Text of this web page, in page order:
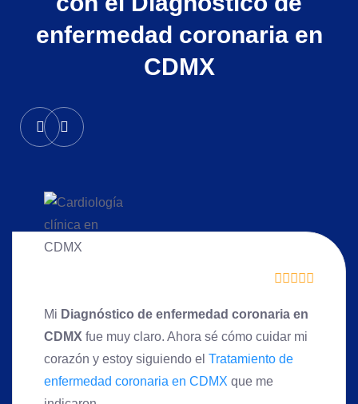
enfermedad coronaria en
CDMX
Mi Diagnóstico de enfermedad coronaria en
CDMX fue muy claro. Ahora sé cómo cuidar mi
corazón y estoy siguiendo el Tratamiento de
enfermedad coronaria en CDMX que me